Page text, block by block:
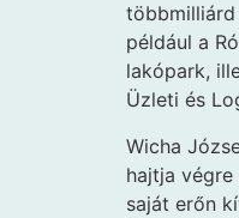
például a
lakópark,
Üzleti és
Wicha
hajtja végre
saját erőn